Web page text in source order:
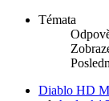
Témata
Diablo HD